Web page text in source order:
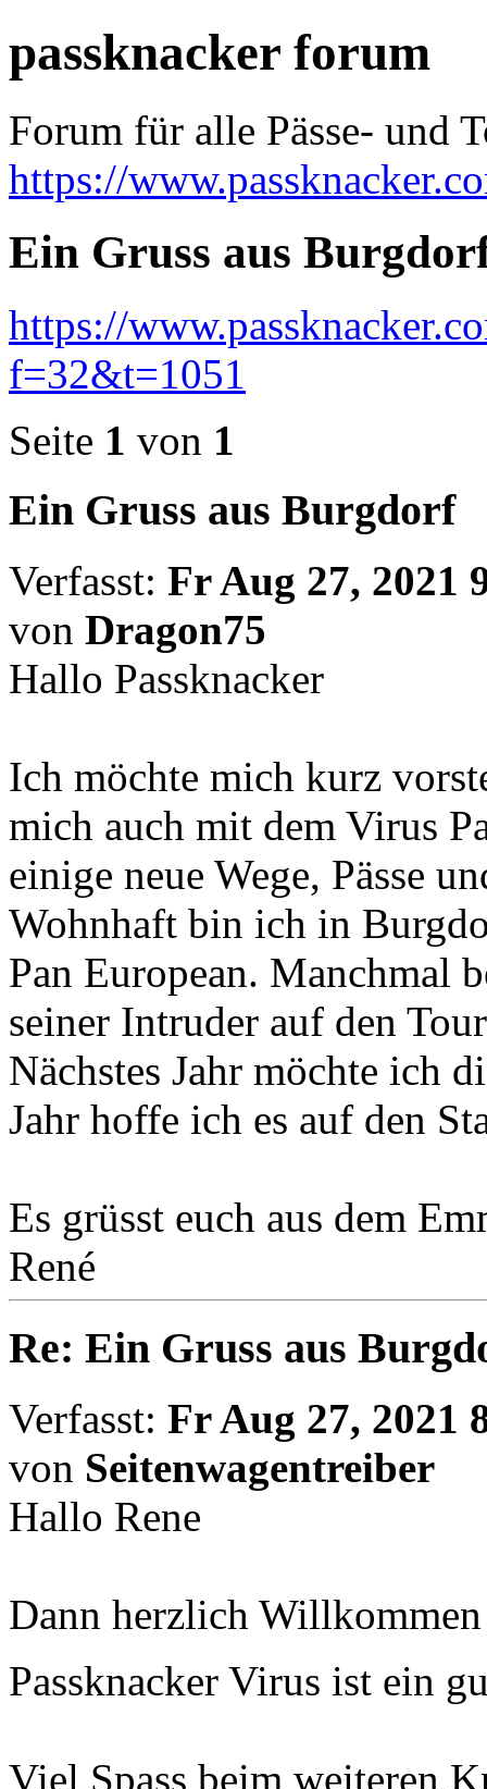
passknacker forum
Forum für alle Pässe- und
https://
Ein Gruss aus
https://
f=32&t=1051
Seite 1 von 1
Ein Gruss aus Burgdorf
Verfasst: Fr Aug 27, 2021
von Dragon75
Hallo Passknacker
Ich möchte mich kurz
mich auch mit dem Virus
einige neue Wege, Pässe
Wohnhaft bin ich in
Pan European. Manchmal
seiner Intruder auf den
Nächstes Jahr möchte ich
Jahr hoffe ich es auf den
Es grüsst euch aus dem
René
Re: Ein Gruss aus
Verfasst: Fr Aug 27, 2021
von Seitenwagentreiber
Hallo Rene
Dann herzlich Willkommen
Passknacker Virus ist ein
Viel Spass beim weiteren